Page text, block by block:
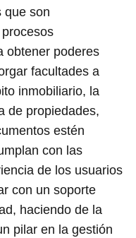
que son
obtener poderes
facultades a
inmobiliario, la
de propiedades,
estén
con las
de los usuarios
con un soporte
haciendo de la
pilar en la gestión